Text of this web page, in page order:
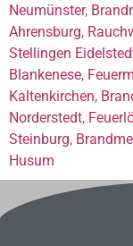
Neumünster,
Ahrensburg,
Stellingen
Blankenese,
Kaltenkirchen,
Norderstedt,
Steinburg,
Husum